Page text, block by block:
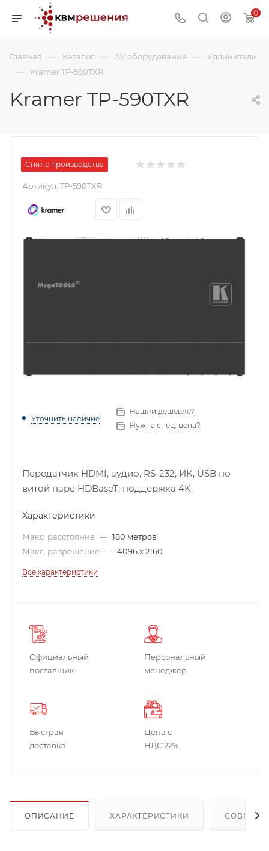
0
Главная — Каталог — AV оборудование — Удлинители
— Kramer TP-590TXR
Kramer TP-590TXR
Снят с производства
Артикул: TP-590TXR
Уточнить наличие
Нашли дешевле?
Нужна спец. цена?
Передатчик HDMI, аудио, RS-232, ИК, USB по
витой паре HDBaseT; поддержка 4K.
Характеристики
Макс. расстояние — 180 метров
Макс. разрешение — 4096 x 2160
Все характеристики
Официальный
поставщик
Персональный
менеджер
Быстрая
доставка
Цена с
НДС 22%
ОПИСАНИЕ ХАРАКТЕРИСТИКИ